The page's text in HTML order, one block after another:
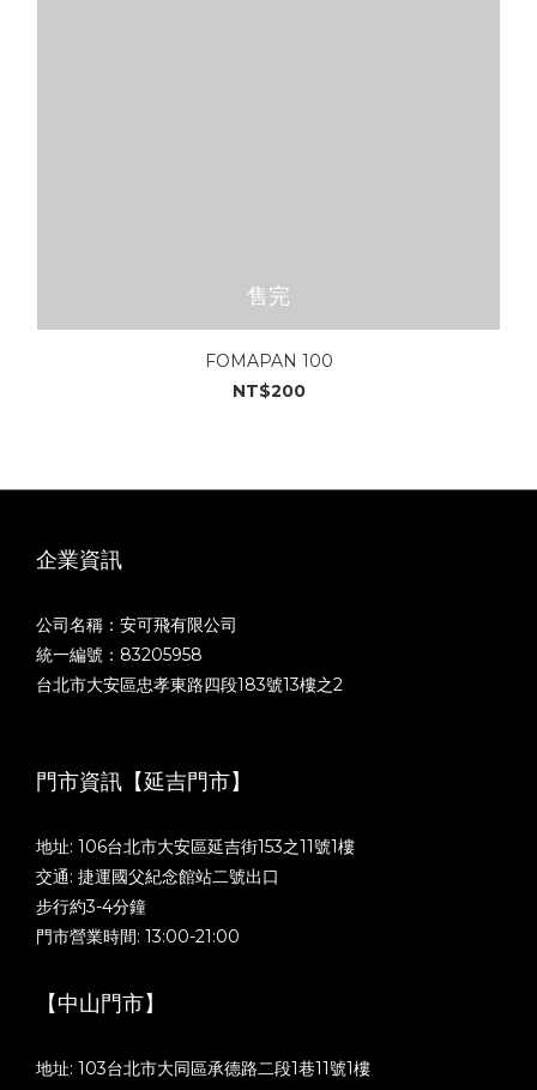
售完
FOMAPAN 100
NT$200
企業資訊
公司名稱：安可飛有限公司
統一編號：83205958
台北市大安區忠孝東路四段183號13樓之2
門市資訊【延吉門市】
地址: 106台北市大安區延吉街153之11號1樓
交通: 捷運國父紀念館站二號出口
步行約3-4分鐘
門市營業時間: 13:00-21:00
【中山門市】
地址: 103台北市大同區承德路二段1巷11號1樓